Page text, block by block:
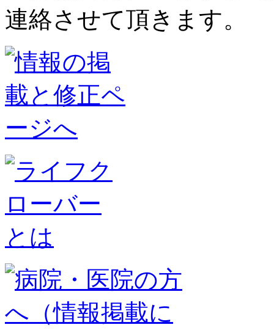
連絡させて頂きます。